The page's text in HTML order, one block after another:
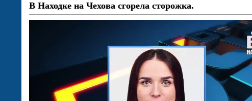
В Находке на Чехова сгорела сторожка.